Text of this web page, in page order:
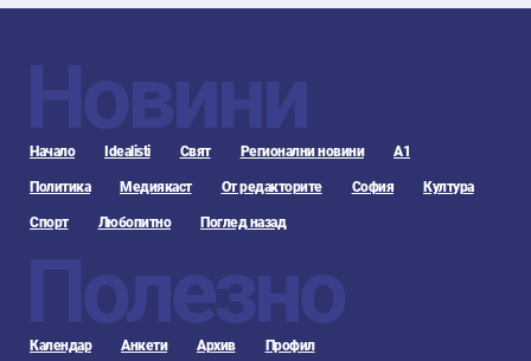
Новини
Начало Idealisti Свят Регионални новини А1
Политика Медиякаст От редакторите София Култура
Спорт Любопитно Поглед назад
Полезно
Календар Анкети Архив Профил